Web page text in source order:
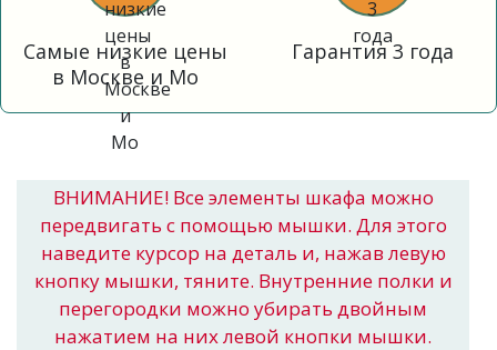
Самые низкие цены
в Москве и Мо
Гарантия 3 года
ВНИМАНИЕ! Все элементы шкафа можно
передвигать с помощью мышки. Для этого
наведите курсор на деталь и, нажав левую
кнопку мышки, тяните. Внутренние полки и
перегородки можно убирать двойным
нажатием на них левой кнопки мышки.